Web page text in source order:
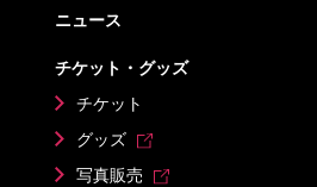
ニュース
チケット・グッズ
チケット
グッズ
写真販売